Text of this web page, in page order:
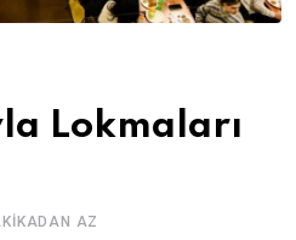
Lokmaları
AZ